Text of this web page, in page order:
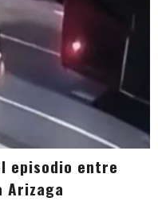
episodio entre
Arizaga